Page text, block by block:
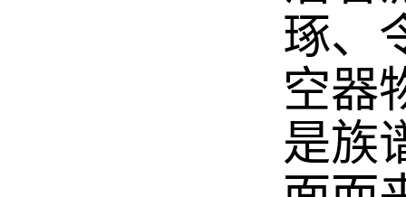
琢、
空器
是族